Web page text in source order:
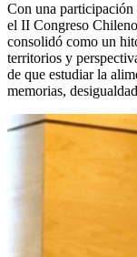
Con una participación
el II Congreso
consolidó como un
territorios y
de que estudiar la
memorias,